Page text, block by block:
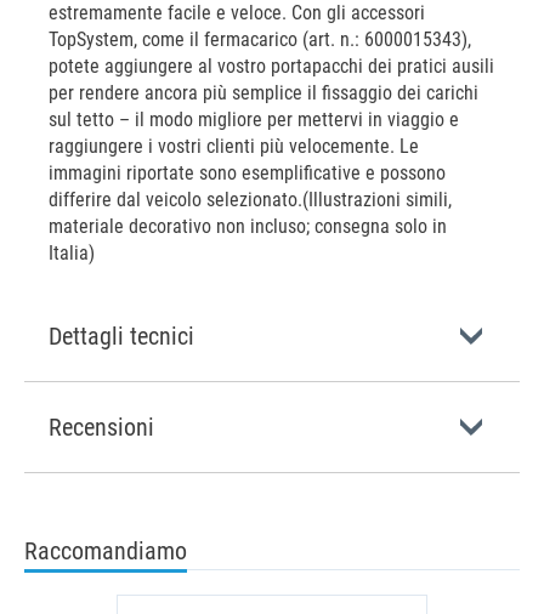
estremamente facile e veloce. Con gli accessori
TopSystem, come il fermacarico (art. n.: 6000015343),
potete aggiungere al vostro portapacchi dei pratici ausili
per rendere ancora più semplice il fissaggio dei carichi
sul tetto – il modo migliore per mettervi in viaggio e
raggiungere i vostri clienti più velocemente. Le
immagini riportate sono esemplificative e possono
differire dal veicolo selezionato.(Illustrazioni simili,
materiale decorativo non incluso; consegna solo in
Italia)
Dettagli tecnici
Recensioni
Raccomandiamo